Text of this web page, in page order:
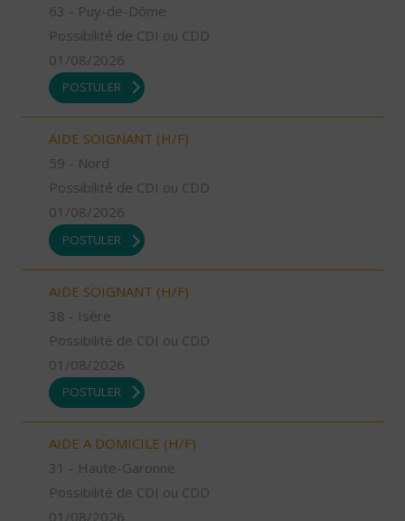
63 - Puy-de-Dôme
Possibilité de CDI ou CDD
01/08/2026
POSTULER
AIDE SOIGNANT (H/F)
59 - Nord
Possibilité de CDI ou CDD
01/08/2026
POSTULER
AIDE SOIGNANT (H/F)
38 - Isère
Possibilité de CDI ou CDD
01/08/2026
POSTULER
AIDE A DOMICILE (H/F)
31 - Haute-Garonne
Possibilité de CDI ou CDD
01/08/2026